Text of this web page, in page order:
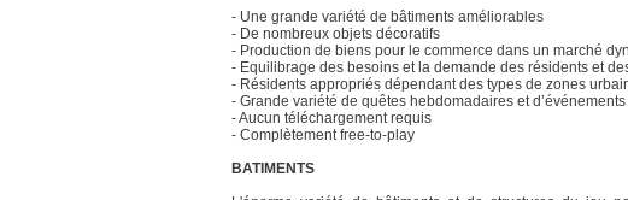
- Une grande variété de bâtiments améliorables
- De nombreux objets décoratifs
- Production de biens pour le commerce dans un marché
- Equilibrage des besoins et la demande des résidents et
- Résidents appropriés dépendant des types de zones
- Grande variété de quêtes hebdomadaires et
- Aucun téléchargement requis
- Complètement free-to-play
BATIMENTS